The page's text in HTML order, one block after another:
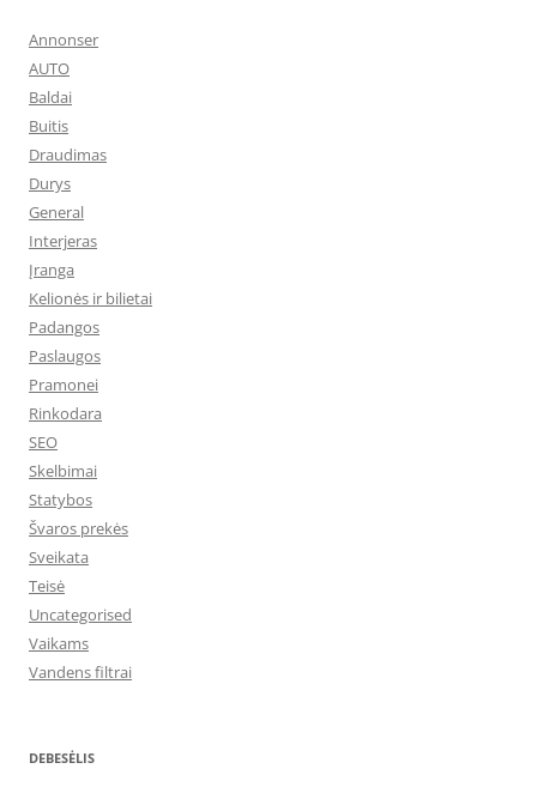
Annonser
AUTO
Baldai
Buitis
Draudimas
Durys
General
Interjeras
Įranga
Kelionės ir bilietai
Padangos
Paslaugos
Pramonei
Rinkodara
SEO
Skelbimai
Statybos
Švaros prekės
Sveikata
Teisė
Uncategorised
Vaikams
Vandens filtrai
DEBESĖLIS